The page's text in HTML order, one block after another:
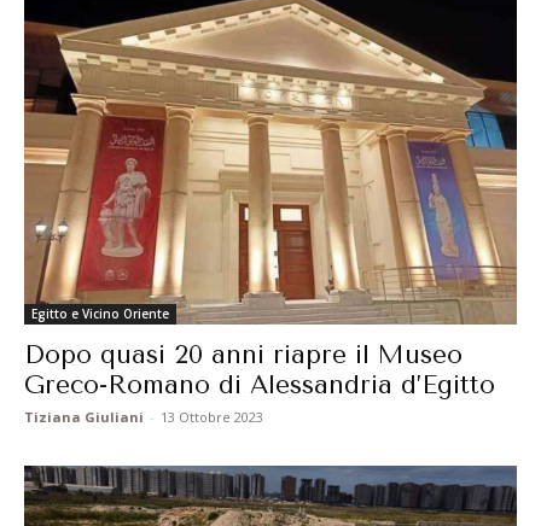
Egitto e Vicino Oriente
Dopo quasi 20 anni riapre il Museo
Greco-Romano di Alessandria d’Egitto
Tiziana Giuliani - 13 Ottobre 2023